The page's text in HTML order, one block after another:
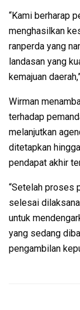
“Kami berharap
menghasilkan
ranperda yang
landasan yang
kemajuan
Wirman
terhadap
melanjutkan
ditetapkan
pendapat akhir
“Setelah proses
selesai
untuk
yang sedang
pengambilan